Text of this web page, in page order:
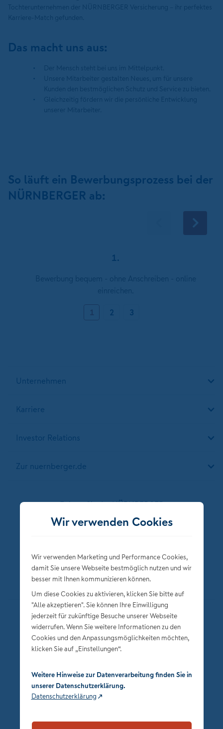
Das macht uns aus:
So läuft ein Bewerbungsprozess bei der
NÜRNBERGER ab:
1.
1
2 3
Unternehmen
Karriere
Investor Relations
Zur nuernberger.de
Folgen Sie der NÜRNBERGER
Datenschutz
Impressum
Privatsphäre-Einstellungen
Wir verwenden Cookies
Wir verwenden Marketing und Performance Cookies,
damit Sie unsere Webseite bestmöglich nutzen und wir
besser mit Ihnen kommunizieren können.
Um diese Cookies zu aktivieren, klicken Sie bitte auf
"Alle akzeptieren". Sie können Ihre Einwilligung
jederzeit für zukünftige Besuche unserer Webseite
widerrufen. Wenn Sie weitere Informationen zu den
Cookies und den Anpassungsmöglichkeiten möchten,
klicken Sie auf „Einstellungen“.
Weitere Hinweise zur Datenverarbeitung finden Sie in
unserer Datenschutzerklärung.
Datenschutzerklärung